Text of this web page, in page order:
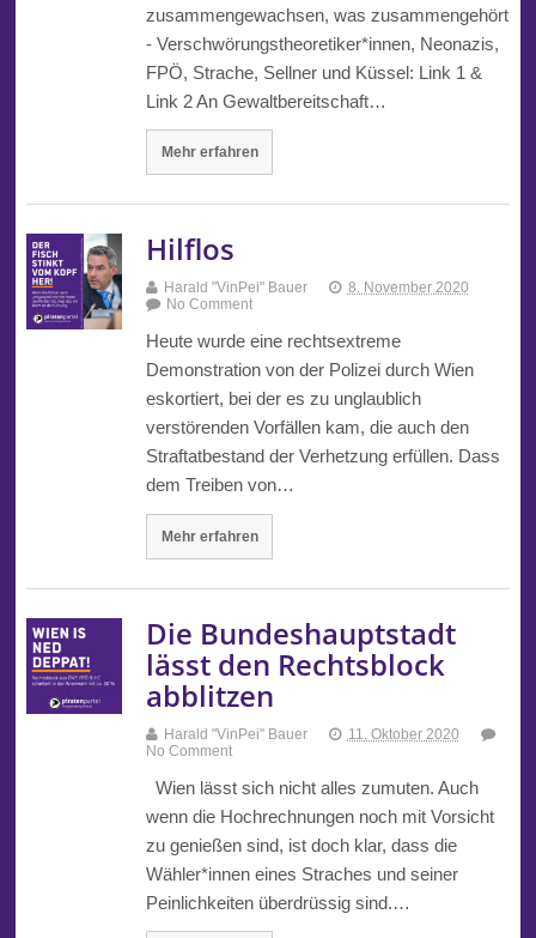
zusammengewachsen, was zusammengehört
- Verschwörungstheoretiker*innen, Neonazis,
FPÖ, Strache, Sellner und Küssel: Link 1 &
Link 2 An Gewaltbereitschaft…
Mehr erfahren
Hilflos
Harald "VinPei" Bauer
8. November 2020
No Comment
Heute wurde eine rechtsextreme
Demonstration von der Polizei durch Wien
eskortiert, bei der es zu unglaublich
verstörenden Vorfällen kam, die auch den
Straftatbestand der Verhetzung erfüllen. Dass
dem Treiben von…
Mehr erfahren
Die Bundeshauptstadt
lässt den Rechtsblock
abblitzen
Harald "VinPei" Bauer
11. Oktober 2020
No Comment
Wien lässt sich nicht alles zumuten. Auch
wenn die Hochrechnungen noch mit Vorsicht
zu genießen sind, ist doch klar, dass die
Wähler*innen eines Straches und seiner
Peinlichkeiten überdrüssig sind.…